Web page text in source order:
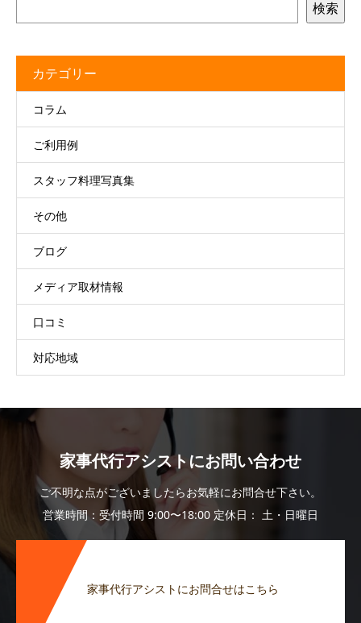
検索
カテゴリー
コラム
ご利用例
スタッフ料理写真集
その他
ブログ
メディア取材情報
口コミ
対応地域
家事代行アシストにお問い合わせ
ご不明な点がございましたらお気軽にお問合せ下さい。
営業時間：受付時間 9:00〜18:00 定休日： 土・日曜日
家事代行アシストにお問合せはこちら